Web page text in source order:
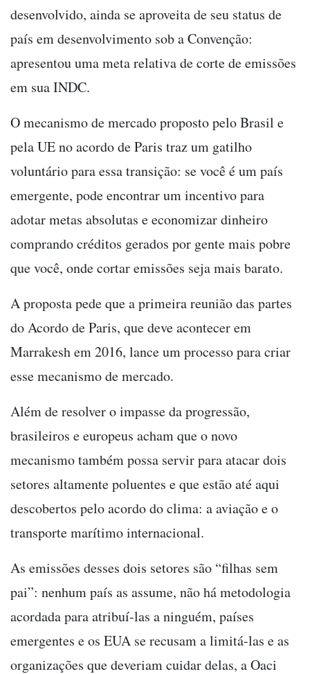
desenvolvido, ainda se aproveita de seu status de
país em desenvolvimento sob a Convenção:
apresentou uma meta relativa de corte de emissões
em sua INDC.
O mecanismo de mercado proposto pelo Brasil e
pela UE no acordo de Paris traz um gatilho
voluntário para essa transição: se você é um país
emergente, pode encontrar um incentivo para
adotar metas absolutas e economizar dinheiro
comprando créditos gerados por gente mais pobre
que você, onde cortar emissões seja mais barato.
A proposta pede que a primeira reunião das partes
do Acordo de Paris, que deve acontecer em
Marrakesh em 2016, lance um processo para criar
esse mecanismo de mercado.
Além de resolver o impasse da progressão,
brasileiros e europeus acham que o novo
mecanismo também possa servir para atacar dois
setores altamente poluentes e que estão até aqui
descobertos pelo acordo do clima: a aviação e o
transporte marítimo internacional.
As emissões desses dois setores são “filhas sem
pai”: nenhum país as assume, não há metodologia
acordada para atribuí-las a ninguém, países
emergentes e os EUA se recusam a limitá-las e as
organizações que deveriam cuidar delas, a Oaci